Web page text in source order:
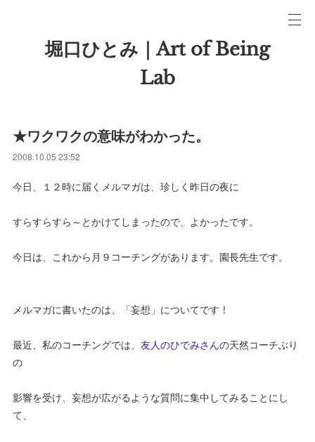
堀口ひとみ｜Art of Being
Lab
★ワクワクの意味がわかった。
2008.10.05 23:52
今日、１２時に届くメルマガは、珍しく昨日の夜に
すらすらすら～とかけてしまったので、よかったです。
今日は、これから月９コーチングがあります。園長先生です。
メルマガに書いたのは、「妄想」についてです！
最近、私のコーチングでは、友人のひでみさんの天然コーチぶり
の
影響を受け、妄想が広がるような質問に集中してみることにし
て、